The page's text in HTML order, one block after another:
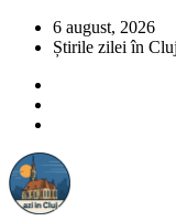
6 august, 2026
Știrile zilei în